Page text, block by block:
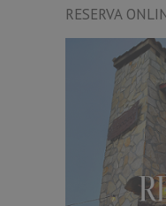
RESERVA